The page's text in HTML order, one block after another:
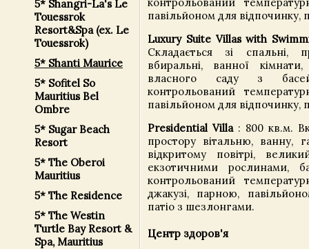
5* Shangri-La's Le
Touessrok
Resort&Spa (ex. Le
Touessrok)
5* Shanti Maurice
5* Sofitel So
Mauritius Bel
Ombre
5* Sugar Beach
Resort
5* The Oberoi
Mauritius
5* The Residence
5* The Westin
Turtle Bay Resort &
Spa, Mauritius
павільйоном для відпочинку,
Luxury Suite Villas with
Складається зі спальні,
вбиральні, ванної
власного саду з
контрольований
павільйоном для відпочинку,
Presidential Villa: 800 кв.м.
простору вітальню, ванну,
відкритому повітрі,
екзотичними рослинами,
контрольований
джакузі, парною,
патіо з шезлонгами.
Центр здоров'я